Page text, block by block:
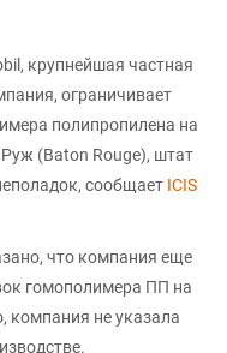
крупнейшая частная
ограничивает
полипропилена на
(Baton Rouge), штат
сообщает ICIS
что компания еще
гомополимера ПП на
компания не указала